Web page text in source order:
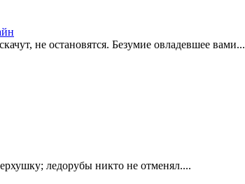
не остановятся. Безумие овладевшее вами...
ледорубы никто не отменял....